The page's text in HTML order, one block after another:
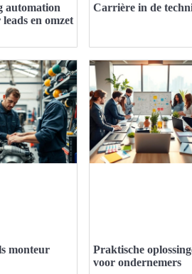
automation
en omzet
Carrière in de
monteur
Praktische
voor ondernemers